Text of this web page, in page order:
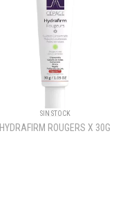
SIN STOCK
HYDRAFIRM ROUGERS X 30G